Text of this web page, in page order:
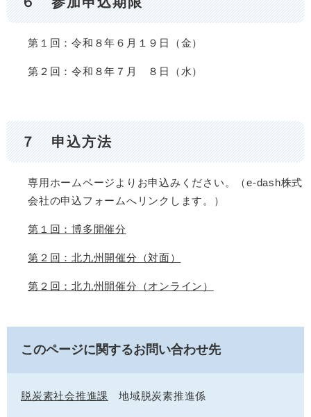
第１回：令和８年６月１９日（金）
第２回：令和８年７月 ８日（水）
７ 申込方法
専用ホームページよりお申込みください。（e-dash株式
会社の申込フォームへリンクします。）
第１回：博多開催分
第２回：北九州開催分（対面）
第２回：北九州開催分（オンライン）
このページに関するお問い合わせ先
脱炭素社会推進課 地域脱炭素推進係